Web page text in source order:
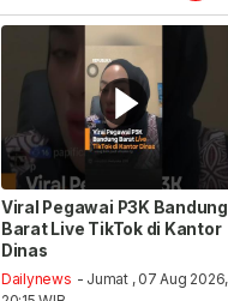
Viral Pegawai P3K Bandung
Barat Live TikTok di Kantor
Dinas
Dailynews - Jumat , 07 Aug 2026,